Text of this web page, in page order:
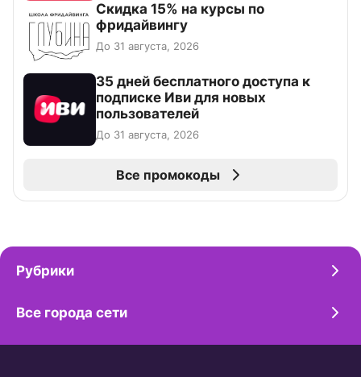
Скидка 15% на курсы по
фридайвингу
До 31 августа, 2026
35 дней бесплатного доступа к
подписке Иви для новых
пользователей
До 31 августа, 2026
Все промокоды
Рубрики
Все города сети